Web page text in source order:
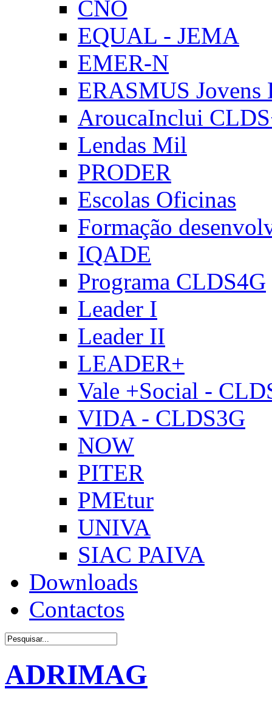
CNO
EQUAL - JEMA
EMER-N
ERASMUS Jovens
AroucaInclui
Lendas Mil
PRODER
Escolas Oficinas
Formação
IQADE
Programa CLDS4G
Leader I
Leader II
LEADER+
Vale +Social -
VIDA - CLDS3G
NOW
PITER
PMEtur
UNIVA
SIAC PAIVA
Downloads
Contactos
ADRIMAG